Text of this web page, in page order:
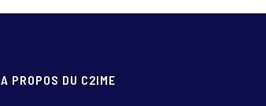
A PROPOS DU C2IME